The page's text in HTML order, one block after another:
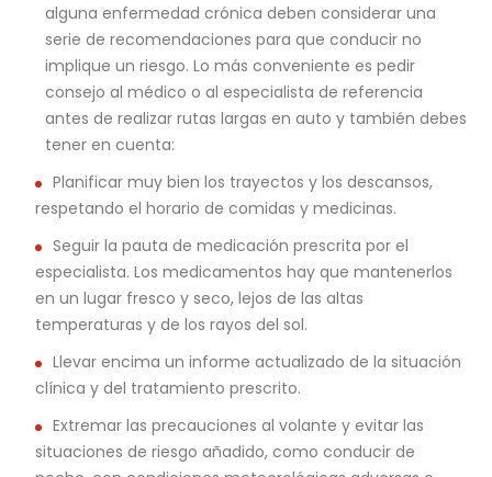
alguna enfermedad crónica deben considerar una
serie de recomendaciones para que conducir no
implique un riesgo. Lo más conveniente es pedir
consejo al médico o al especialista de referencia
antes de realizar rutas largas en auto y también debes
tener en cuenta:
Planificar muy bien los trayectos y los descansos,
respetando el horario de comidas y medicinas.
Seguir la pauta de medicación prescrita por el
especialista. Los medicamentos hay que mantenerlos
en un lugar fresco y seco, lejos de las altas
temperaturas y de los rayos del sol.
Llevar encima un informe actualizado de la situación
clínica y del tratamiento prescrito.
Extremar las precauciones al volante y evitar las
situaciones de riesgo añadido, como conducir de